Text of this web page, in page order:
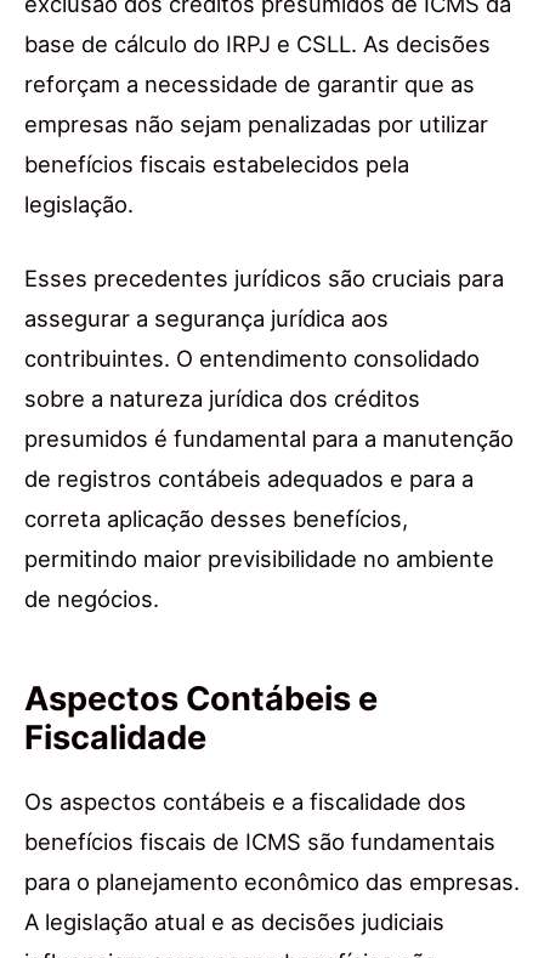
base de cálculo do IRPJ e CSLL. As decisões
reforçam a necessidade de garantir que as
empresas não sejam penalizadas por utilizar
benefícios fiscais estabelecidos pela
legislação.
Esses precedentes jurídicos são cruciais para
assegurar a segurança jurídica aos
contribuintes. O entendimento consolidado
sobre a natureza jurídica dos créditos
presumidos é fundamental para a manutenção
de registros contábeis adequados e para a
correta aplicação desses benefícios,
permitindo maior previsibilidade no ambiente
de negócios.
Aspectos Contábeis e
Fiscalidade
Os aspectos contábeis e a fiscalidade dos
benefícios fiscais de ICMS são fundamentais
para o planejamento econômico das empresas.
A legislação atual e as decisões judiciais